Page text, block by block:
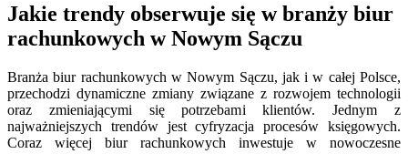
Jakie trendy obserwuje się w branży biur
rachunkowych w Nowym Sączu
Branża biur rachunkowych w Nowym Sączu, jak i w całej Polsce,
przechodzi dynamiczne zmiany związane z rozwojem technologii
oraz zmieniającymi się potrzebami klientów. Jednym z
najważniejszych trendów jest cyfryzacja procesów księgowych.
Coraz więcej biur rachunkowych inwestuje w nowoczesne